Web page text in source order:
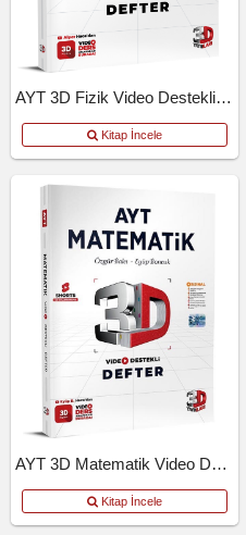
AYT 3D Fizik Video Destekli Defter
Kitap İncele
AYT 3D Matematik Video Destekli Defter
Kitap İncele